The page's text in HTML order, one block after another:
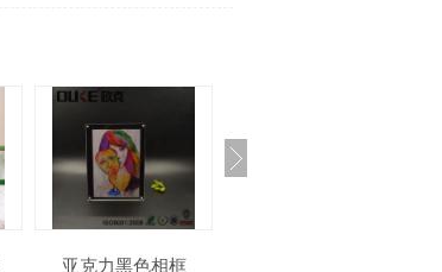
亚克力黑色相框